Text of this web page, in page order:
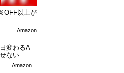
OFF以上が
Amazon
変わるA
ない
Amazon